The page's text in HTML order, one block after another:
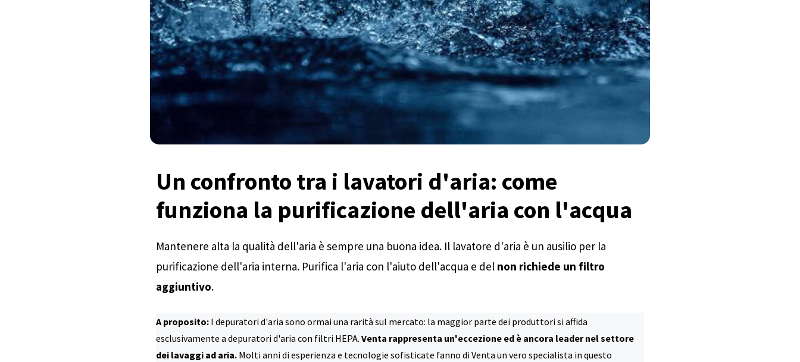
Un confronto tra i lavatori d'aria: come
funziona la purificazione dell'aria con l'acqua
Mantenere alta la qualità dell'aria è sempre una buona idea. Il lavatore d'aria è un ausilio per la
purificazione dell'aria interna. Purifica l'aria con l'aiuto dell'acqua e del non richiede un filtro
aggiuntivo.
A proposito: I depuratori d'aria sono ormai una rarità sul mercato: la maggior parte dei produttori si affida
esclusivamente a depuratori d'aria con filtri HEPA. Venta rappresenta un'eccezione ed è ancora leader nel settore
dei lavaggi ad aria. Molti anni di esperienza e tecnologie sofisticate fanno di Venta un vero specialista in questo